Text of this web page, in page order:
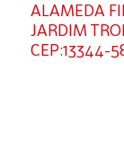
ALAMEDA
JARDIM
CEP:13344-